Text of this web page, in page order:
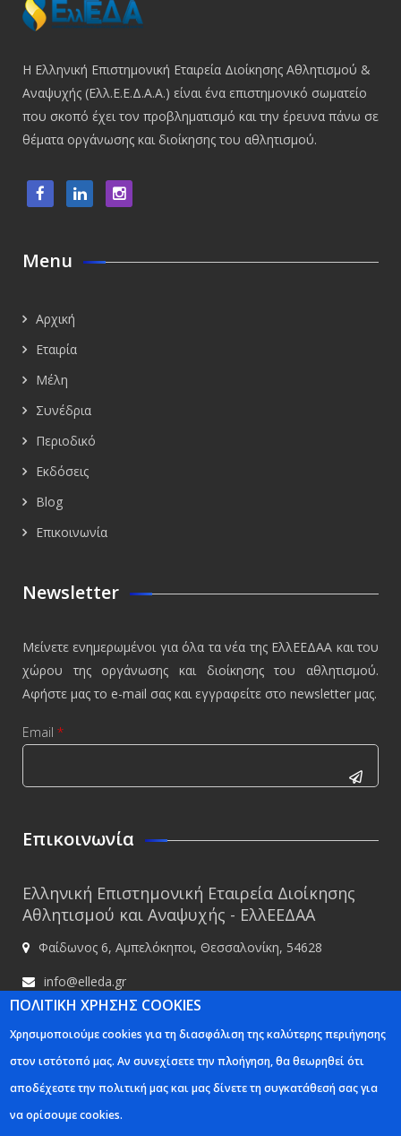
Η Ελληνική Επιστημονική Εταιρεία Διοίκησης Αθλητισμού &
Αναψυχής (Ελλ.Ε.Ε.Δ.Α.Α.) είναι ένα επιστημονικό σωματείο
που σκοπό έχει τον προβληματισμό και την έρευνα πάνω σε
θέματα οργάνωσης και διοίκησης του αθλητισμού.
Menu
Αρχική
Εταιρία
Μέλη
Συνέδρια
Περιοδικό
Εκδόσεις
Blog
Επικοινωνία
Newsletter
Μείνετε ενημερωμένοι για όλα τα νέα της ΕλλΕΕΔΑΑ και του
χώρου της οργάνωσης και διοίκησης του αθλητισμού.
Αφήστε μας το e-mail σας και εγγραφείτε στο newsletter μας.
Email *
This
whether or
not you are
a human
visitor and
to prevent
spam
submissions.
Επικοινωνία
Ελληνική Επιστημονική Εταιρεία Διοίκησης
Αθλητισμού και Αναψυχής - ΕλλΕΕΔΑΑ
Φαίδωνος 6, Αμπελόκηποι, Θεσσαλονίκη, 54628
info@elleda.gr
www.elleda.gr
Ελληνική Επιστημονική Εταιρία Διοίκησης Αθλητισμού και Αναψυχής -
ΠΟΛΙΤΙΚΗ ΧΡΗΣΗΣ COOKIES
Χρησιμοποιούμε cookies για τη διασφάλιση της καλύτερης περιήγησης
στον ιστότοπό μας. Αν συνεχίσετε την πλοήγηση, θα θεωρηθεί ότι
αποδέχεστε την πολιτική μας και μας δίνετε τη συγκατάθεσή σας για
να ορίσουμε cookies.